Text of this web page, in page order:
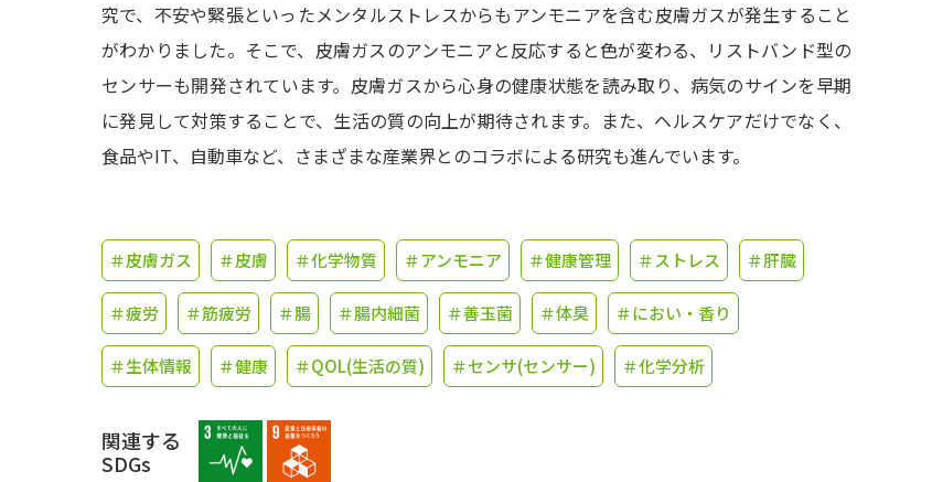
大学で学びたい学問発見
学問のミニ講義「夢ナビ講義」
Ｑ＆Ａ よくあるご質問
資料の料金の
個人情報取扱規定
受験情報リンク
究で、不安や緊張といったメンタルストレスからもアンモニアを含む皮膚ガスが発生すること
がわかりました。そこで、皮膚ガスのアンモニアと反応すると色が変わる、リストバンド型の
センサーも開発されています。皮膚ガスから心身の健康状態を読み取り、病気のサインを早期
に発見して対策することで、生活の質の向上が期待されます。また、ヘルスケアだけでなく、
食品やIT、自動車など、さまざまな産業界とのコラボによる研究も進んでいます。
＃皮膚ガス ＃皮膚 ＃化学物質 ＃アンモニア ＃健康管理 ＃ストレス ＃肝臓
＃疲労 ＃筋疲労 ＃腸 ＃腸内細菌 ＃善玉菌 ＃体臭 ＃におい・香り
＃生体情報 ＃健康 ＃QOL(生活の質) ＃センサ(センサー) ＃化学分析
関連する
SDGs